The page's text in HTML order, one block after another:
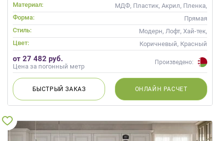
Материал:
МДФ, Пластик, Акрил, Пленка,
Alvic / УФ лак, Матовые, Эмаль
Форма:
Прямая
Стиль:
Модерн, Лофт, Хай-тек,
Современные
Цвет: Коричневый, Красный
от 27 482 руб.
Цена за погонный метр
Произведено:
БЫСТРЫЙЗАКАЗ ОНЛАЙН РАСЧЕТ